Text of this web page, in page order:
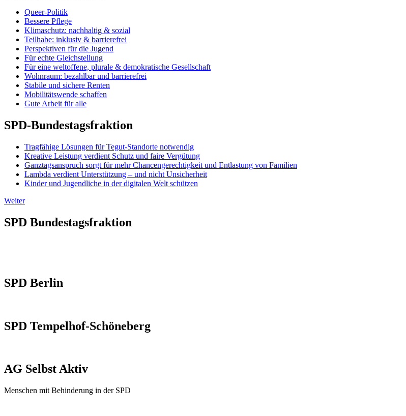
Queer-Politik
Bessere Pflege
Klimaschutz: nachhaltig & sozial
Teilhabe: inklusiv & barrierefrei
Perspektiven für die Jugend
Für echte Gleichstellung
Für eine weltoffene, plurale & demokratische Gesellschaft
Wohnraum: bezahlbar und barrierefrei
Stabile und sichere Renten
Mobilitätswende schaffen
Gute Arbeit für alle
SPD-Bundestagsfraktion
Tragfähige Lösungen für Tegut-Standorte notwendig
Kreative Leistung verdient Schutz und faire Vergütung
Ganztagsanspruch sorgt für mehr Chancengerechtigkeit und Entlastung von Familien
Lambda verdient Unterstützung – und nicht Unsicherheit
Kinder und Jugendliche in der digitalen Welt schützen
Weiter
SPD Bundestagsfraktion
SPD Berlin
SPD Tempelhof-Schöneberg
AG Selbst Aktiv
Menschen mit Behinderung in der SPD